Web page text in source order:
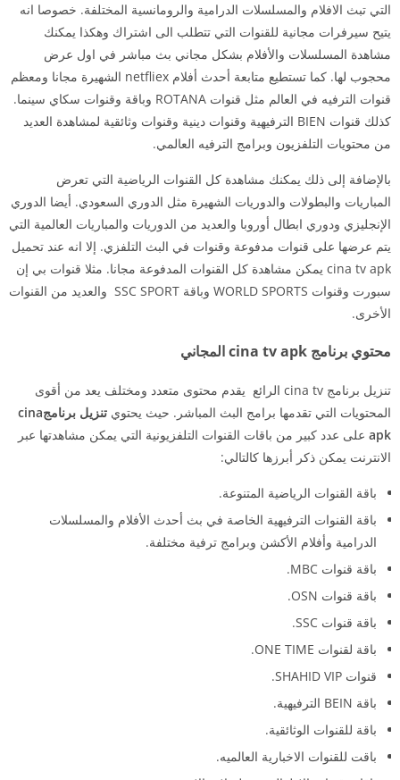
التي تبث الافلام والمسلسلات الدرامية والرومانسية المختلفة. خصوصا انه
يتيح سيرفرات مجانية للقنوات التي تتطلب الى اشتراك وهكذا يمكنك
مشاهدة المسلسلات والأفلام بشكل مجاني بث مباشر في اول عرض
محجوب لها. كما تستطيع متابعة أحدث أفلام netfliex الشهيرة مجانا ومعظم
قنوات الترفيه في العالم مثل قنوات ROTANA وباقة وقنوات سكاي سينما.
كذلك قنوات BIEN الترفيهية وقنوات دينية وقنوات وثائقية لمشاهدة العديد
من محتويات التلفزيون وبرامج الترفيه العالمي.
بالإضافة إلى ذلك يمكنك مشاهدة كل القنوات الرياضية التي تعرض
المباريات والبطولات والدوريات الشهيرة مثل الدوري السعودي. أيضا الدوري
الإنجليزي ودوري ابطال أوروبا والعديد من الدوريات والمباريات العالمية التي
يتم عرضها على قنوات مدفوعة وقنوات في البث التلفزي. إلا انه عند تحميل
cina tv apk يمكن مشاهدة كل القنوات المدفوعة مجانا. مثلا قنوات بي إن
سبورت وقنوات WORLD SPORTS وباقة SSC SPORT والعديد من القنوات
الأخرى.
محتوي برنامج cina tv apk المجاني
تنزيل برنامج cina tv الرائع يقدم محتوى متعدد ومختلف يعد من أقوى
المحتويات التي تقدمها برامج البث المباشر. حيث يحتوي تنزيل برنامجcina
apk على عدد كبير من باقات القنوات التلفزيونية التي يمكن مشاهدتها عبر
الانترنت يمكن ذكر أبرزها كالتالي:
باقة القنوات الرياضية المتنوعة.
باقة القنوات الترفيهية الخاصة في بث أحدث الأفلام والمسلسلات
الدرامية وأفلام الأكشن وبرامج ترفية مختلفة.
باقة قنوات MBC.
باقة قنوات OSN.
باقة قنوات SSC.
باقة لقنوات ONE TIME.
قنوات SHAHID VIP.
باقة BEIN الترفيهية.
باقة للقنوات الوثائقية.
باقت للقنوات الاخبارية العالميه.